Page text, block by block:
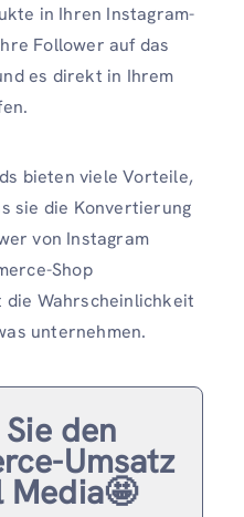
in Ihren Instagram-
Follower auf das
es direkt in Ihrem
bieten viele Vorteile,
sie die Konvertierung
von Instagram
Shop
Wahrscheinlichkeit
unternehmen.
den
Umsatz
Media🤩